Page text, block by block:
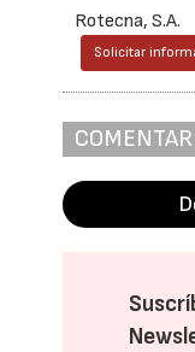
Rotecna, S.A.
Solicitar